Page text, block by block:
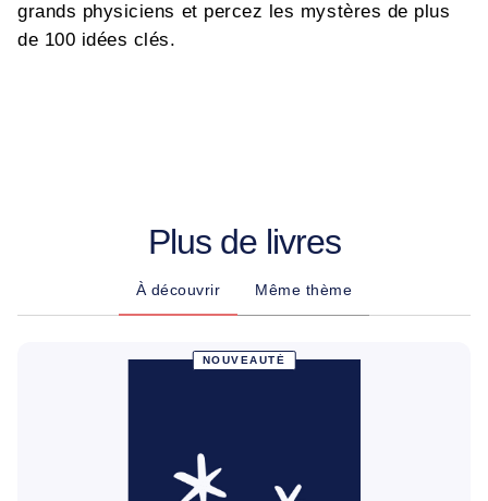
grands physiciens et percez les mystères de plus
de 100 idées clés.
Plus de livres
À découvrir Même thème
NOUVEAUTÉ